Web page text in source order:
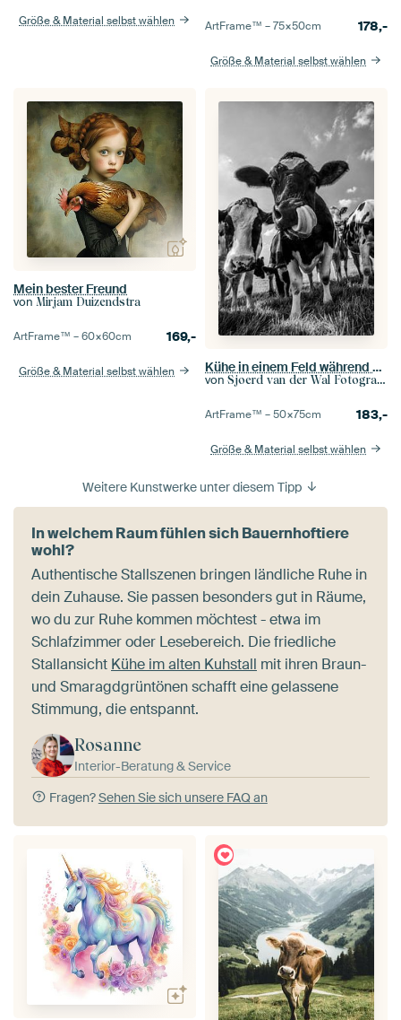
Größe & Material selbst wählen ArtFrame™ –75×50cm 178,-
Größe & Material selbst wählen
Mein bester Freund
von Mirjam Duizendstra
ArtFrame™ –60×60cm 169,-
Größe & Material selbst wählen Kühe in einem Feld während des Sommers in Schwarzweiss
von Sjoerd van der Wal Fotografie
ArtFrame™ –50×75cm 183,-
Größe & Material selbst wählen
Weitere Kunstwerke unter diesem Tipp
In welchem Raum fühlen sich Bauernhoftiere
wohl?
Authentische Stallszenen bringen ländliche Ruhe in
dein Zuhause. Sie passen besonders gut in Räume,
wo du zur Ruhe kommen möchtest - etwa im
Schlafzimmer oder Lesebereich. Die friedliche
Stallansicht Kühe im alten Kuhstall mit ihren Braun-
und Smaragdgrüntönen schafft eine gelassene
Stimmung, die entspannt.
Rosanne
Interior-Beratung & Service
Fragen?Sehen Sie sich unsere FAQ an